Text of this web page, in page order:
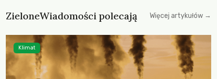
ZieloneWiadomości polecają Więcej artykułów →
Klimat